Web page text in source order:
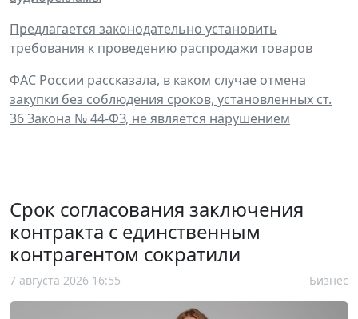
Предлагается законодательно установить
требования к проведению распродажи товаров
ФАС России рассказала, в каком случае отмена
закупки без соблюдения сроков, установленных ст.
36 Закона № 44-ФЗ, не является нарушением
Срок согласования заключения
контракта с единственным
контрагентом сократили
7 августа 2026 16:55 Бизнес